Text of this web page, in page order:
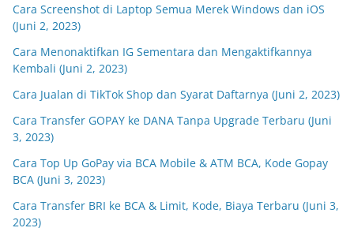
Cara Screenshot di Laptop Semua Merek Windows dan iOS
(Juni 2, 2023)
Cara Menonaktifkan IG Sementara dan Mengaktifkannya
Kembali (Juni 2, 2023)
Cara Jualan di TikTok Shop dan Syarat Daftarnya (Juni 2, 2023)
Cara Transfer GOPAY ke DANA Tanpa Upgrade Terbaru (Juni
3, 2023)
Cara Top Up GoPay via BCA Mobile & ATM BCA, Kode Gopay
BCA (Juni 3, 2023)
Cara Transfer BRI ke BCA & Limit, Kode, Biaya Terbaru (Juni 3,
2023)